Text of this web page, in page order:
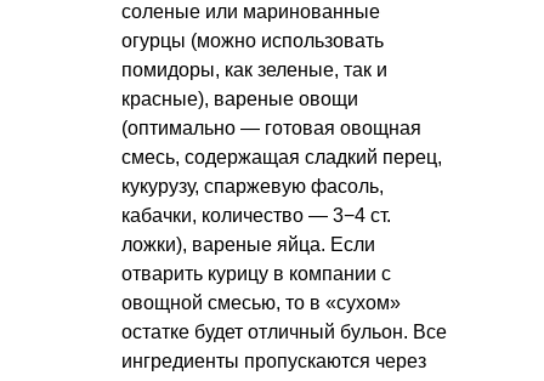
соленые или маринованные
огурцы (можно использовать
помидоры, как зеленые, так и
красные), вареные овощи
(оптимально — готовая овощная
смесь, содержащая сладкий перец,
кукурузу, спаржевую фасоль,
кабачки, количество — 3−4 ст.
ложки), вареные яйца. Если
отварить курицу в компании с
овощной смесью, то в «сухом»
остатке будет отличный бульон. Все
ингредиенты пропускаются через